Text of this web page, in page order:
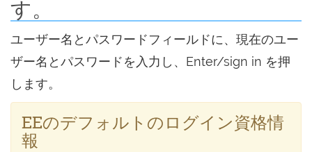
す。
ユーザー名とパスワードフィールドに、現在のユー
ザー名とパスワードを入力し、Enter/sign in を押
します。
EEのデフォルトのログイン資格情
報